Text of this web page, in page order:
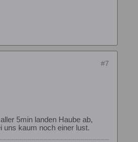
#7
5min landen Haube ab,
uns kaum noch einer lust.